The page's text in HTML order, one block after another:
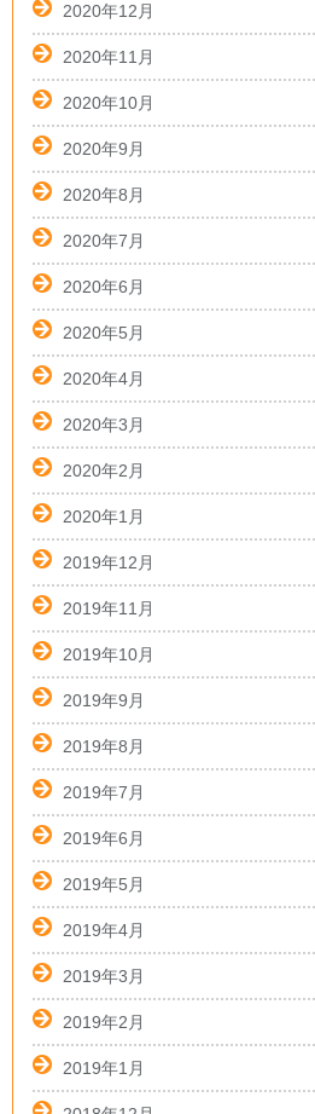
2020年12月
2020年11月
2020年10月
2020年9月
2020年8月
2020年7月
2020年6月
2020年5月
2020年4月
2020年3月
2020年2月
2020年1月
2019年12月
2019年11月
2019年10月
2019年9月
2019年8月
2019年7月
2019年6月
2019年5月
2019年4月
2019年3月
2019年2月
2019年1月